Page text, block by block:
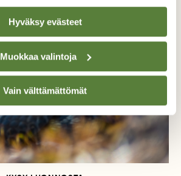
Hyväksy evästeet
Muokkaa valintoja
Vain välttämättömät